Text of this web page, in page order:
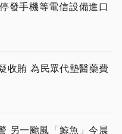
發手機等電信設備進口
收賄 為民眾代墊醫藥費
另一颱風「鯨魚」今晨